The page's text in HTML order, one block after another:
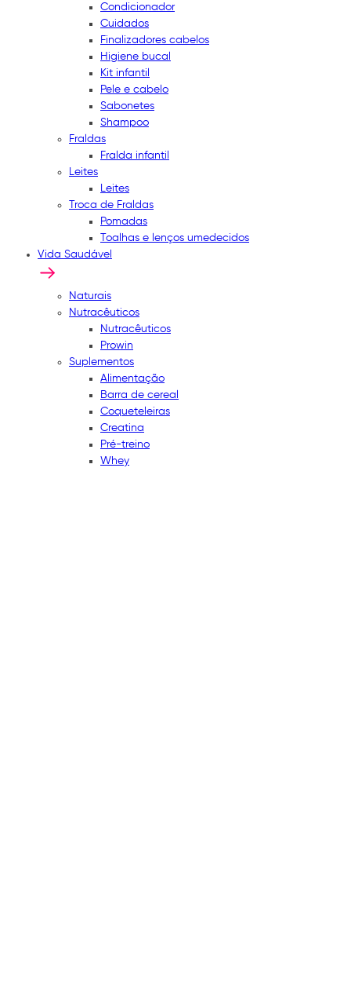
Condicionador
Cuidados
Finalizadores cabelos
Higiene bucal
Kit infantil
Pele e cabelo
Sabonetes
Shampoo
Fraldas
Fralda infantil
Leites
Leites
Troca de Fraldas
Pomadas
Toalhas e lenços umedecidos
Vida Saudável
Naturais
Nutracêuticos
Nutracêuticos
Prowin
Suplementos
Alimentação
Barra de cereal
Coqueteleiras
Creatina
Pré-treino
Whey